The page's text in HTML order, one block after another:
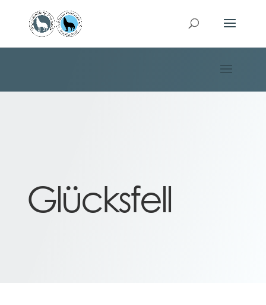
Glücksfell